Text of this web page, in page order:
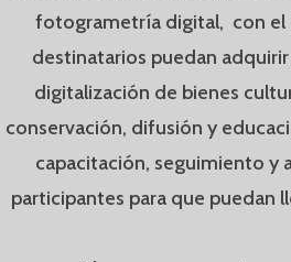
fotogrametría digital, con el
destinatarios puedan
digitalización de bienes
conservación, difusión y
capacitación, seguimiento y
participantes para que puedan